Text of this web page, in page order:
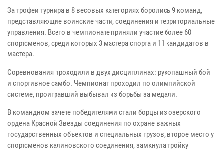
За трофеи турнира в 8 весовых категориях боролись 9 команд,
представляющие воинские части, соединения и территориальные
управления. Всего в чемпионате приняли участие более 60
спортсменов, среди которых 3 мастера спорта и 11 кандидатов в
мастера.
Соревнования проходили в двух дисциплинах: рукопашный бой
и спортивное самбо. Чемпионат проходил по олимпийской
системе, проигравший выбывал из борьбы за медали.
В командном зачете победителями стали борцы из озерского
ордена Красной Звезды соединения по охране важных
государственных объектов и специальных грузов, второе место у
спортсменов калиновского соединения, замкнула тройку